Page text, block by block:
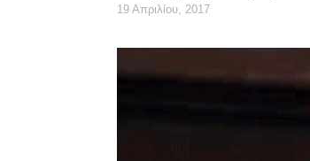
19 Απριλίου, 2017